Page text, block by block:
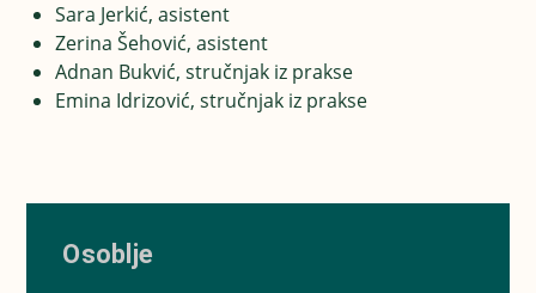
Sara Jerkić, asistent
Zerina Šehović, asistent
Adnan Bukvić, stručnjak iz prakse
Emina Idrizović, stručnjak iz prakse
Osoblje